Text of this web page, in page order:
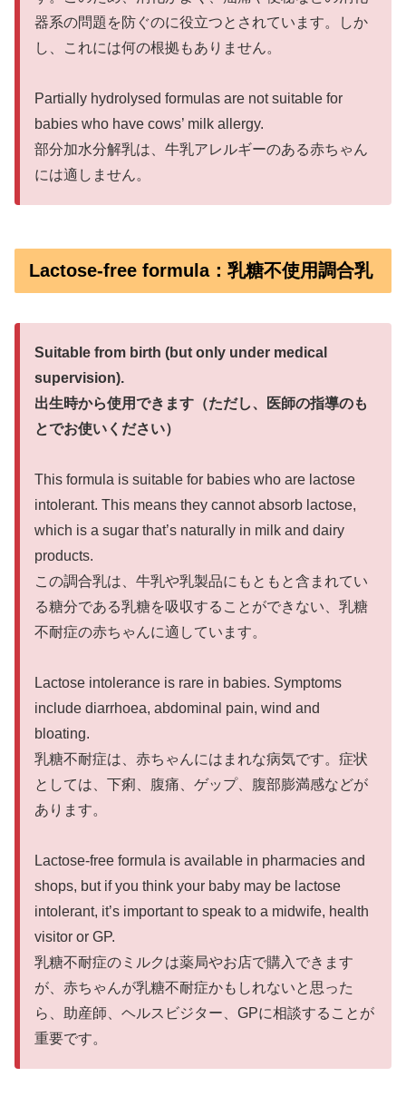
器系の問題を防ぐのに役立つとされています。しか
し、これには何の根拠もありません。
Partially hydrolysed formulas are not suitable for
babies who have cows’ milk allergy.
部分加水分解乳は、牛乳アレルギーのある赤ちゃん
には適しません。
Lactose-free formula：乳糖不使用調合乳
Suitable from birth (but only under medical
supervision).
出生時から使用できます（ただし、医師の指導のも
とでお使いください）
This formula is suitable for babies who are lactose
intolerant. This means they cannot absorb lactose,
which is a sugar that’s naturally in milk and dairy
products.
この調合乳は、牛乳や乳製品にもともと含まれてい
る糖分である乳糖を吸収することができない、乳糖
不耐症の赤ちゃんに適しています。
Lactose intolerance is rare in babies. Symptoms
include diarrhoea, abdominal pain, wind and
bloating.
乳糖不耐症は、赤ちゃんにはまれな病気です。症状
としては、下痢、腹痛、ゲップ、腹部膨満感などが
あります。
Lactose-free formula is available in pharmacies and
shops, but if you think your baby may be lactose
intolerant, it’s important to speak to a midwife, health
visitor or GP.
乳糖不耐症のミルクは薬局やお店で購入できます
が、赤ちゃんが乳糖不耐症かもしれないと思った
ら、助産師、ヘルスビジター、GPに相談することが
重要です。